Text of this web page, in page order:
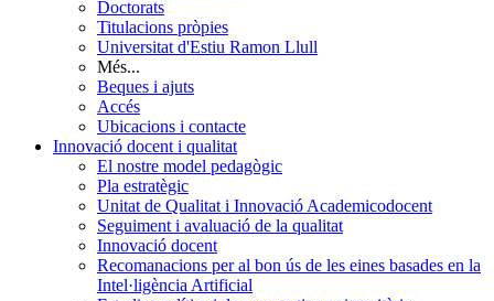
Doctorats
Titulacions pròpies
Universitat d'Estiu Ramon Llull
Més...
Beques i ajuts
Accés
Ubicacions i contacte
Innovació docent i qualitat
El nostre model pedagògic
Pla estratègic
Unitat de Qualitat i Innovació Academicodocent
Seguiment i avaluació de la qualitat
Innovació docent
Recomanacions per al bon ús de les eines basades en la
Intel·ligència Artificial